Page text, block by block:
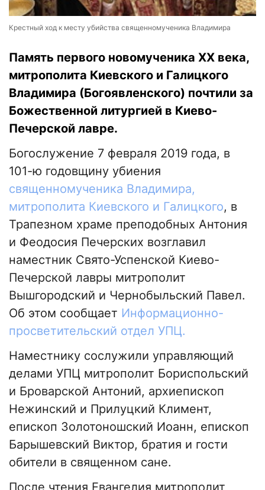
Крестный ход к месту убийства священномученика Владимира
Память первого новомученика ХХ века,
митрополита Киевского и Галицкого
Владимира (Богоявленского) почтили за
Божественной литургией в Киево-
Печерской лавре.
Богослужение 7 февраля 2019 года, в
101-ю годовщину убиения
священномученика Владимира,
митрополита Киевского и Галицкого, в
Трапезном храме преподобных Антония
и Феодосия Печерских возглавил
наместник Свято-Успенской Киево-
Печерской лавры митрополит
Вышгородский и Чернобыльский Павел.
Об этом сообщает Информационно-
просветительский отдел УПЦ.
Наместнику сослужили управляющий
делами УПЦ митрополит Бориспольский
и Броварской Антоний, архиепископ
Нежинский и Прилуцкий Климент,
епископ Золотоношский Иоанн, епископ
Барышевский Виктор, братия и гости
обители в священном сане.